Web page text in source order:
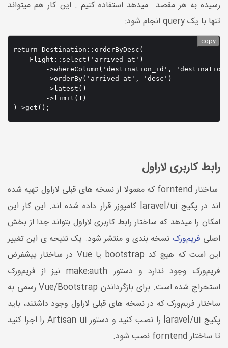
رسیده به هر مقصد میدهد استفاده کنیم . این کار هم میتواند
تنها با یک query انجام شود:
return Destination::orderByDesc(
    Flight::select('arrived_at')
->whereColumn('destination_id',
        ->orderBy('arrived_at', 'desc')
        ->latest()
        ->limit(1)
)->get();
copy
رابط کاربری لاراول
ساختار forntend که معمولا از نسخه های قبلی لاراول تهیه شده
اند در پکیج laravel/ui کامپوزر قرار داده شده اند. این کار این
امکان را میدهد که ساختار رابط کاربری لاراول بتواند جدا از بخش
اصلی فریم‌ورک نسخه بندی و منتشر شود. یک نتیجه ی این تغییر
این است که هیچ کد bootstrap یا Vue در ساختار پیشفرض
فریم‌ورک وجود ندارد و دستور make:auth نیز از فریم‌ورک
استخراج شده است. برای بازگرداندن Vue/Bootstrap رسمی به
ساختار فریم‌ورک که در نسخه های قبلی لاراول وجود داشتند، باید
پکیج laravel/ui را نصب کنید و دستور Artisan ui را اجرا کنید
تا ساختار forntend نصب شود.